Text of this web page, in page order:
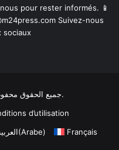
pour rester informés. 📱
Suivez-nous
sociaux
© 2026 M24 Press – جميع الحقوق محفوظة.
d’utilisation
(Arabe) Français